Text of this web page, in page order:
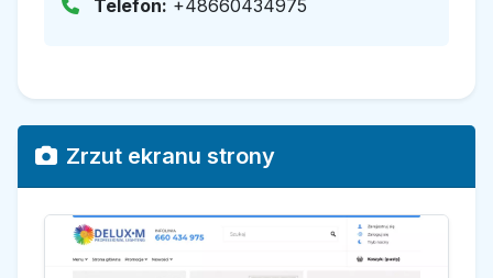
Telefon: +48660434975
Zrzut ekranu strony